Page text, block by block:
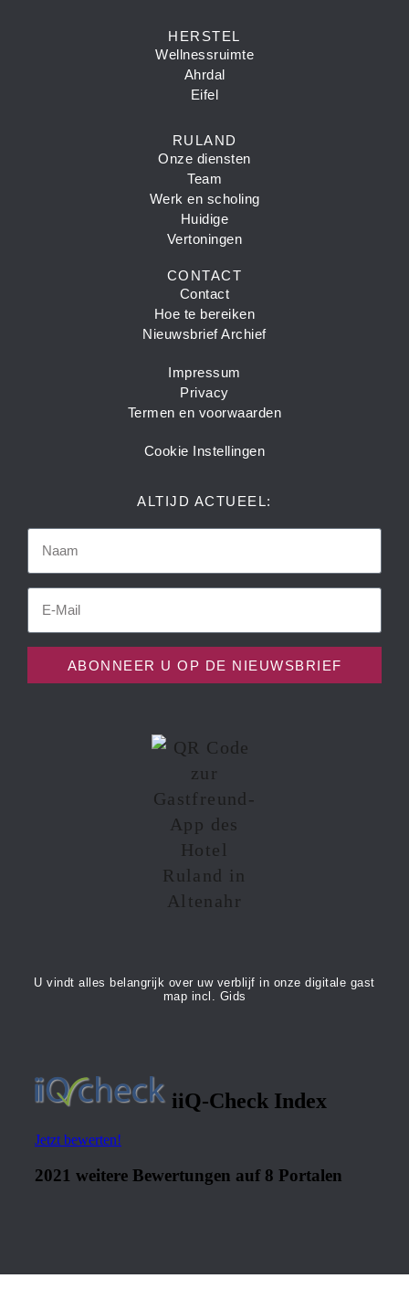
HERSTEL
Wellnessruimte
Ahrdal
Eifel
RULAND
Onze diensten
Team
Werk en scholing
Huidige
Vertoningen
CONTACT
Contact
Hoe te bereiken
Nieuwsbrief Archief
Impressum
Privacy
Termen en voorwaarden
Cookie Instellingen
ALTIJD ACTUEEL:
ABONNEER U OP DE NIEUWSBRIEF
U vindt alles belangrijk over uw verblijf in onze digitale gast
map incl. Gids